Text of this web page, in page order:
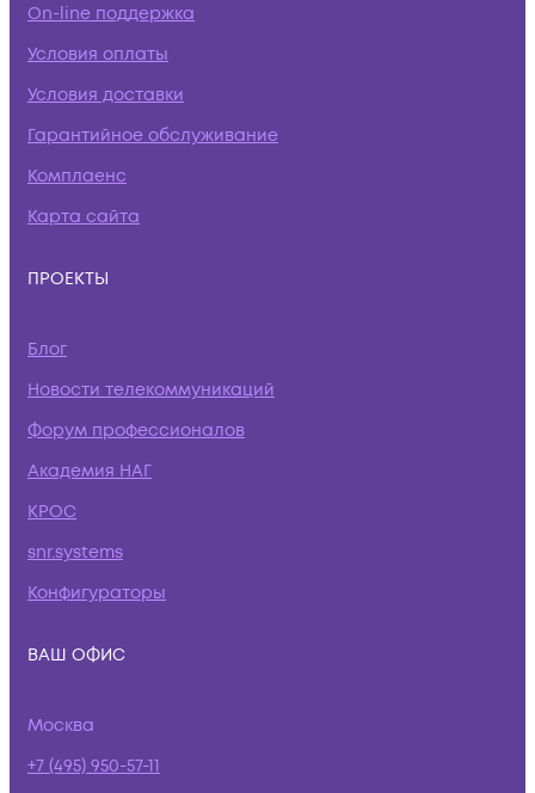
On-line поддержка
Условия оплаты
Условия доставки
Гарантийное обслуживание
Комплаенс
Карта сайта
ПРОЕКТЫ
Блог
Новости телекоммуникаций
Форум профессионалов
Академия НАГ
КРОС
snr.systems
Конфигураторы
ВАШ ОФИС
Москва
+7 (495) 950-57-11